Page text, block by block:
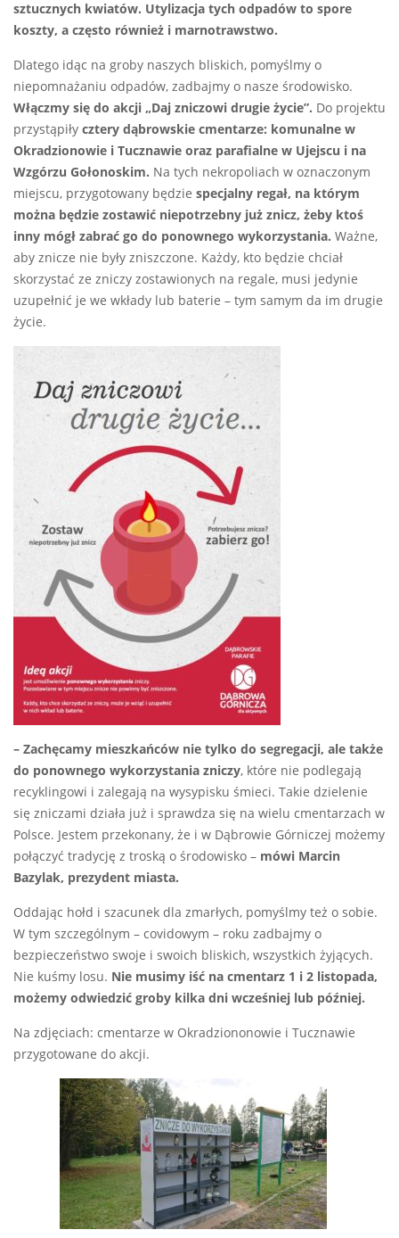
sztucznych kwiatów. Utylizacja tych odpadów to spore
koszty, a często również i marnotrawstwo.
Dlatego idąc na groby naszych bliskich, pomyślmy o
niepomnażaniu odpadów, zadbajmy o nasze środowisko.
Włączmy się do akcji „Daj zniczowi drugie życie”. Do projektu
przystąpiły cztery dąbrowskie cmentarze: komunalne w
Okradzionowie i Tucznawie oraz parafialne w Ujejscu i na
Wzgórzu Gołonoskim. Na tych nekropoliach w oznaczonym
miejscu, przygotowany będzie specjalny regał, na którym
można będzie zostawić niepotrzebny już znicz, żeby ktoś
inny mógł zabrać go do ponownego wykorzystania. Ważne,
aby znicze nie były zniszczone. Każdy, kto będzie chciał
skorzystać ze zniczy zostawionych na regale, musi jedynie
uzupełnić je we wkłady lub baterie – tym samym da im drugie
życie.
– Zachęcamy mieszkańców nie tylko do segregacji, ale także
do ponownego wykorzystania zniczy, które nie podlegają
recyklingowi i zalegają na wysypisku śmieci. Takie dzielenie
się zniczami działa już i sprawdza się na wielu cmentarzach w
Polsce. Jestem przekonany, że i w Dąbrowie Górniczej możemy
połączyć tradycję z troską o środowisko – mówi Marcin
Bazylak, prezydent miasta.
Oddając hołd i szacunek dla zmarłych, pomyślmy też o sobie.
W tym szczególnym – covidowym – roku zadbajmy o
bezpieczeństwo swoje i swoich bliskich, wszystkich żyjących.
Nie kuśmy losu. Nie musimy iść na cmentarz 1 i 2 listopada,
możemy odwiedzić groby kilka dni wcześniej lub później.
Na zdjęciach: cmentarze w Okradziononowie i Tucznawie
przygotowane do akcji.